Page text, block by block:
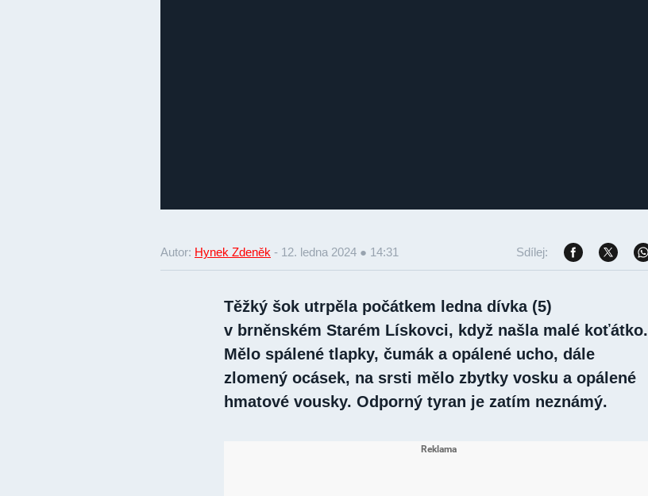
Autor: Hynek Zdeněk - 12. ledna 2024 ● 14:31 Sdílej:
Těžký šok utrpěla počátkem ledna dívka (5)
v brněnském Starém Lískovci, když našla malé koťátko.
Mělo spálené tlapky, čumák a opálené ucho, dále
zlomený ocásek, na srsti mělo zbytky vosku a opálené
hmatové vousky. Odporný tyran je zatím neznámý.